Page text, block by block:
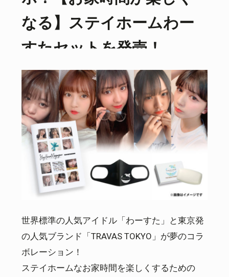
なる】ステイホームわー
すたセットを発売！
世界標準の人気アイドル「わーすた」と東京発
の人気ブランド「TRAVAS TOKYO」が夢のコラ
ボレーション！
ステイホームなお家時間を楽しくするための